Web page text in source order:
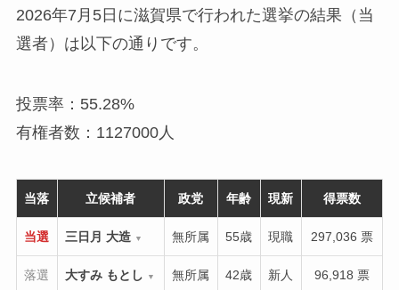
2026年7月5日に滋賀県で行われた選挙の結果（当
選者）は以下の通りです。
投票率：55.28%
有権者数：1127000人
当落 立候補者 政党 年齢 現新 得票数
当選 三日月 大造 ▼ 無所属 55歳 現職 297,036 票
落選 大すみ もとし ▼ 無所属 42歳 新人 96,918 票